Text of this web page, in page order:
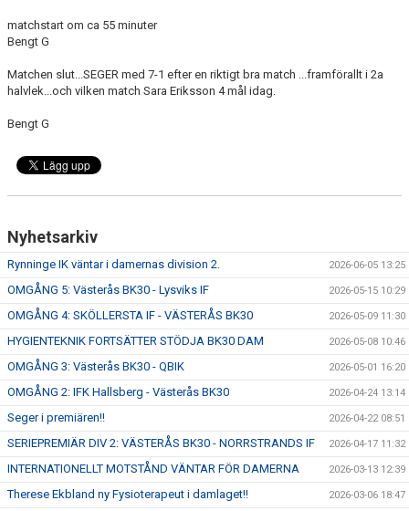
matchstart om ca 55 minuter
Bengt G
Matchen slut...SEGER med 7-1 efter en riktigt bra match ...framförallt i 2a
halvlek...och vilken match Sara Eriksson 4 mål idag.
Bengt G
Nyhetsarkiv
Rynninge IK väntar i damernas division 2. 2026-06-05 13:25
OMGÅNG 5: Västerås BK30 - Lysviks IF 2026-05-15 10:29
OMGÅNG 4: SKÖLLERSTA IF - VÄSTERÅS BK30 2026-05-09 11:30
HYGIENTEKNIK FORTSÄTTER STÖDJA BK30 DAM 2026-05-08 10:46
OMGÅNG 3: Västerås BK30 - QBIK 2026-05-01 16:20
OMGÅNG 2: IFK Hallsberg - Västerås BK30 2026-04-24 13:14
Seger i premiären!! 2026-04-22 08:51
SERIEPREMIÄR DIV 2: VÄSTERÅS BK30 - NORRSTRANDS IF 2026-04-17 11:32
INTERNATIONELLT MOTSTÅND VÄNTAR FÖR DAMERNA 2026-03-13 12:39
Therese Ekbland ny Fysioterapeut i damlaget!! 2026-03-06 18:47